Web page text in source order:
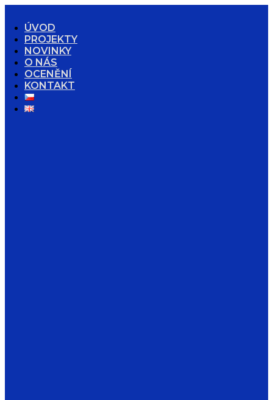
ÚVOD
PROJEKTY
NOVINKY
O NÁS
OCENĚNÍ
KONTAKT